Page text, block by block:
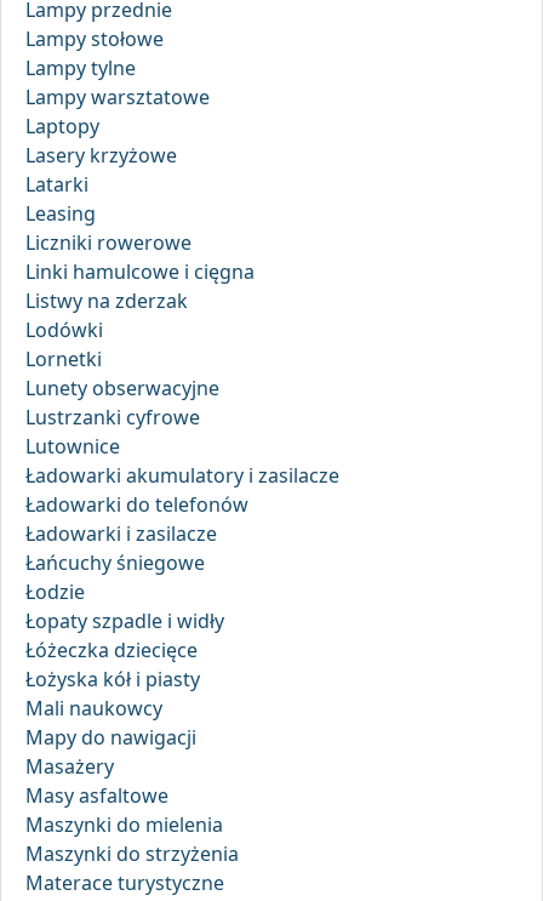
Lampy przednie
Lampy stołowe
Lampy tylne
Lampy warsztatowe
Laptopy
Lasery krzyżowe
Latarki
Leasing
Liczniki rowerowe
Linki hamulcowe i cięgna
Listwy na zderzak
Lodówki
Lornetki
Lunety obserwacyjne
Lustrzanki cyfrowe
Lutownice
Ładowarki akumulatory i zasilacze
Ładowarki do telefonów
Ładowarki i zasilacze
Łańcuchy śniegowe
Łodzie
Łopaty szpadle i widły
Łóżeczka dziecięce
Łożyska kół i piasty
Mali naukowcy
Mapy do nawigacji
Masażery
Masy asfaltowe
Maszynki do mielenia
Maszynki do strzyżenia
Materace turystyczne